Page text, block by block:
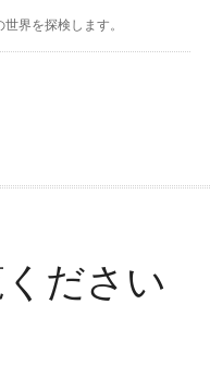
界を探検します。
ださい